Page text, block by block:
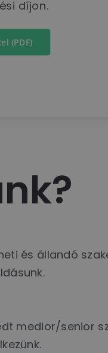
díjon.
(PDF)
és állandó
medior/senior